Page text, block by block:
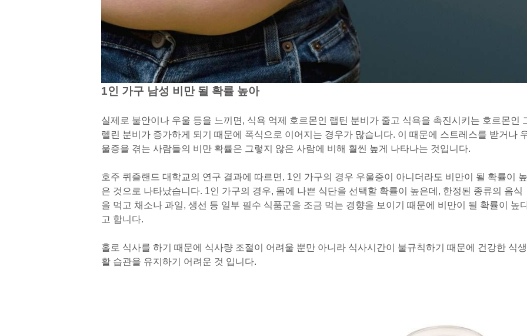
1인 가구 남성 비만 될 확률 높아
실제로 불안이나 우울 등을 느끼면, 식욕 억제 호르몬인 랩틴 분비가 줄고 식욕을 촉진시키는 호르몬인
렐린 분비가 증가하게 되기 때문에 폭식으로 이어지는 경우가 많습니다. 이 때문에 스트레스를 받거나
울증을 겪는 사람들의 비만 확률은 그렇지 않은 사람에 비해 훨씬 높게 나타나는 것입니다.
호주 퀴즐랜드 대학교의 연구 결과에 따르면, 1인 가구의 경우 우울증이 아니더라도 비만이 될 확률이 높
은 것으로 나타났습니다. 1인 가구의 경우, 몸에 나쁜 식단을 선택할 확률이 높은데, 한정된 종류의 음식
을 먹고 채소나 과일, 생선 등 일부 필수 식품군을 조금 먹는 경향을 보이기 때문에 비만이 될 확률이 높
고 합니다.
홀로 식사를 하기 때문에 식사량 조절이 어려울 뿐만 아니라 식사시간이 불규칙하기 때문에 건강한 식생
활 습관을 유지하기 어려운 것 입니다.